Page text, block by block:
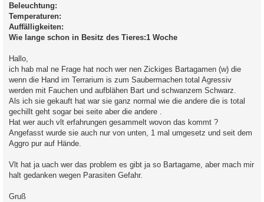
Beleuchtung:
Temperaturen:
Auffälligkeiten:
Wie lange schon in Besitz des Tieres:1 Woche
Hallo,
ich hab mal ne Frage hat noch wer nen Zickiges Bartagamen (w) die
wenn die Hand im Terrarium is zum Saubermachen total Agressiv
werden mit Fauchen und aufblähen Bart und schwanzem Schwarz.
Als ich sie gekauft hat war sie ganz normal wie die andere die is total
gechillt geht sogar bei seite aber die andere .
Hat wer auch vlt erfahrungen gesammelt wovon das kommt ?
Angefasst wurde sie auch nur von unten, 1 mal umgesetz und seit dem
Aggro pur auf Hände.
Vlt hat ja uach wer das problem es gibt ja so Bartagame, aber mach mir
halt gedanken wegen Parasiten Gefahr.
Gruß